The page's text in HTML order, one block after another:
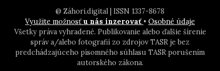
@ Záhori.digital | ISSN 1337-8678
Využite možnosť u nás inzerovať • Osobné údaje
Všetky práva vyhradené. Publikovanie alebo ďalšie šírenie
správ a/alebo fotografií zo zdrojov TASR je bez
predchádzajúceho písomného súhlasu TASR porušením
autorského zákona.